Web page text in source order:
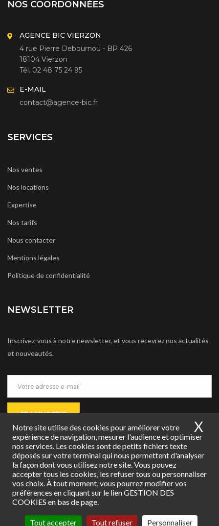
Notre site utilise des cookies pour améliorer votre
expérience de navigation, mesurer l'audience et optimiser
nos services. Les cookies sont de petits fichiers texte
déposés sur votre terminal qui nous permettent d'analyser
la façon dont vous utilisez notre site. Vous pouvez
accepter tous les cookies, les refuser tous ou personnaliser
vos choix. À tout moment, vous pourrez modifier vos
préférences en cliquant sur le lien GESTION DES
COOKIES en bas de page.
Tout accepter Tout refuser Personnaliser
X
NOS COORDONNÉES
AGENCE BIC VIERZON
4 rue Pierre Debournou - BP 426
18104 Vierzon
Tél. 02 48 75 24 95
E-MAIL
contact@agence-bic.fr
SERVICES
Nos ventes
Nos locations
Expertise
Nos tarifs
Nous contacter
Mentions légales
Politique de confidentialité
NEWSLETTER
Inscrivez-vous à notre newsletter, et vous recevrez nos actualités
et nouveautés.
JE M'INSCRIS
Copyright © 2019 Agence BIC Vierzon
AND type_de_bien = 'local'